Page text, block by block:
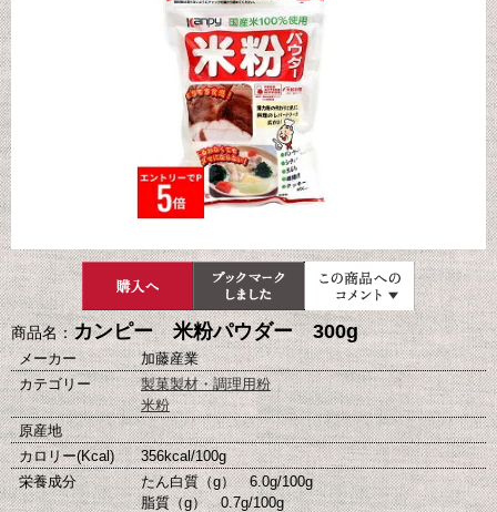
商品名：カンピー 米粉パウダー 300g
メーカー
加藤産業
カテゴリー
製菓製材・調理用粉
米粉
原産地
カロリー(Kcal)
356kcal/100g
栄養成分
たん白質（g） 6.0g/100g
脂質（g） 0.7g/100g